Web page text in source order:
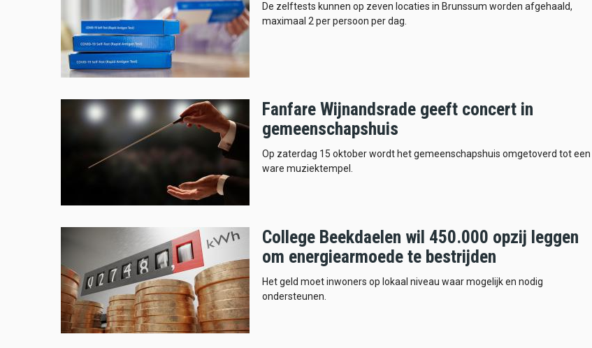
De zelftests kunnen op zeven locaties in Brunssum worden afgehaald,
maximaal 2 per persoon per dag.
Fanfare Wijnandsrade geeft concert in
gemeenschapshuis
Op zaterdag 15 oktober wordt het gemeenschapshuis omgetoverd tot een
ware muziektempel.
College Beekdaelen wil 450.000 opzij leggen
om energiearmoede te bestrijden
Het geld moet inwoners op lokaal niveau waar mogelijk en nodig
ondersteunen.